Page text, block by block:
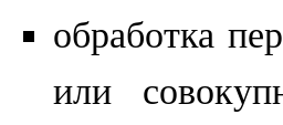
обработка
или